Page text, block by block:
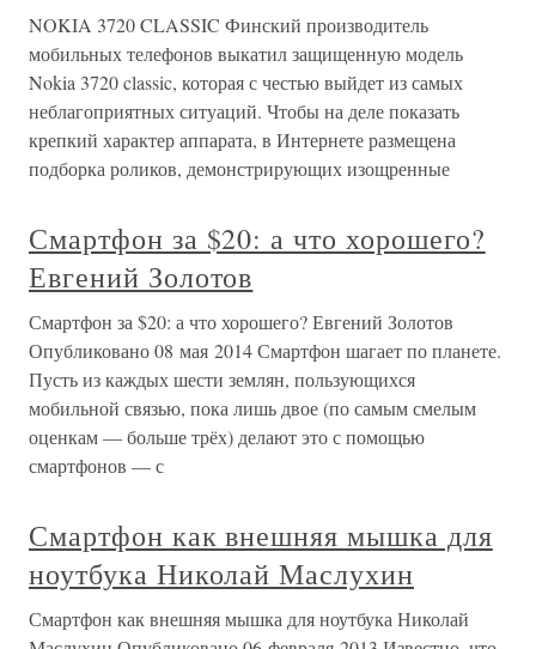
NOKIA 3720 CLASSIC Финский производитель
мобильных телефонов выкатил защищенную модель
Nokia 3720 classic, которая с честью выйдет из самых
неблагоприятных ситуаций. Чтобы на деле показать
крепкий характер аппарата, в Интернете размещена
подборка роликов, демонстрирующих изощренные
Смартфон за $20: а что хорошего?
Евгений Золотов
Смартфон за $20: а что хорошего? Евгений Золотов
Опубликовано 08 мая 2014 Смартфон шагает по планете.
Пусть из каждых шести землян, пользующихся
мобильной связью, пока лишь двое (по самым смелым
оценкам — больше трёх) делают это с помощью
смартфонов — с
Смартфон как внешняя мышка для
ноутбука Николай Маслухин
Смартфон как внешняя мышка для ноутбука Николай